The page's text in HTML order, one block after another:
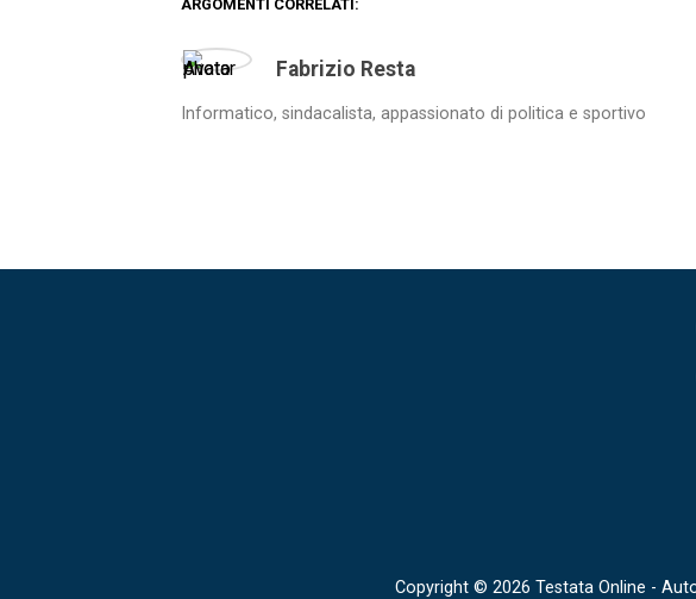
ARGOMENTI CORRELATI:
Fabrizio Resta
Informatico, sindacalista, appassionato di politica e sportivo
Copyright © 2026 Testata Online -